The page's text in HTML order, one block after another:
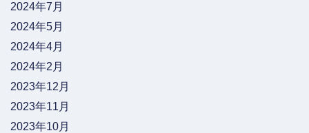
2024年7月
2024年5月
2024年4月
2024年2月
2023年12月
2023年11月
2023年10月